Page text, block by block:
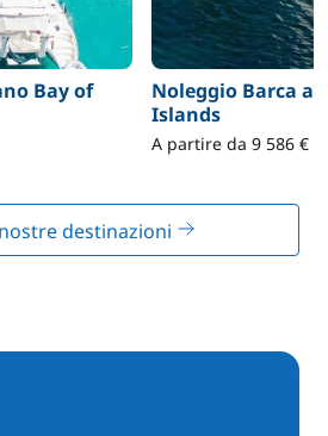
Bay of
Noleggio Barca a
Islands
A partire da 9 586 €
destinazioni